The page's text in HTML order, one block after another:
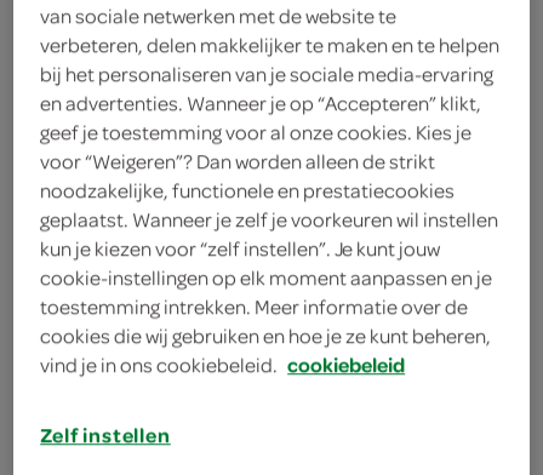
producten, maar worden wél automatisch
verwerkt in de winkelmand.
g'woon ragout kippenvlees smeuïge kipragout die je
zo verwarmt, ideaal om pasteitjes te vullen voor een
snelle, hartige maaltijd of borrelhapje
even opwarmen en smullen maar
een echte klassieker
heerlijk voor in een pasteitje
van sociale netwerken met de website te
verbeteren, delen makkelijker te maken en te helpen
bij het personaliseren van je sociale media-ervaring
en advertenties. Wanneer je op “Accepteren” klikt,
geef je toestemming voor al onze cookies. Kies je
voor “Weigeren”? Dan worden alleen de strikt
noodzakelijke, functionele en prestatiecookies
geplaatst. Wanneer je zelf je voorkeuren wil instellen
kun je kiezen voor “zelf instellen”. Je kunt jouw
cookie-instellingen op elk moment aanpassen en je
toestemming intrekken. Meer informatie over de
cookies die wij gebruiken en hoe je ze kunt beheren,
vind je in ons cookiebeleid. cookiebeleid
Zelf instellen